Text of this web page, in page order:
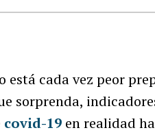
está cada vez peor
sorprenda,
covid-19 en realidad